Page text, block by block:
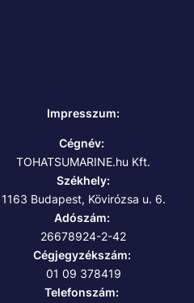
Impresszum:
Cégnév:
TOHATSUMARINE.hu Kft.
Székhely:
1163 Budapest, Kövirózsa u. 6.
Adószám:
26678924-2-42
Cégjegyzékszám:
01 09 378419
Telefonszám: